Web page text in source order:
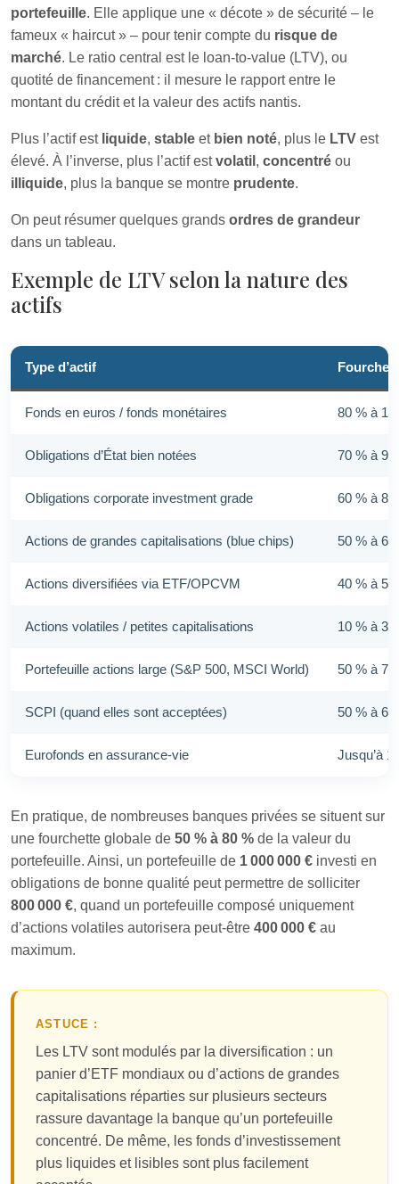
portefeuille. Elle applique une « décote » de sécurité – le
fameux « haircut » – pour tenir compte du risque de
marché. Le ratio central est le loan-to-value (LTV), ou
quotité de financement : il mesure le rapport entre le
montant du crédit et la valeur des actifs nantis.
Plus l’actif est liquide, stable et bien noté, plus le LTV est
élevé. À l’inverse, plus l’actif estvolatil , concentré ou
illiquide, plus la banque se montre prudente.
On peut résumer quelques grands ordres de grandeur
dans un tableau.
Exemple de LTV selon la nature des
actifs
Type d’actif
Fonds en euros / fonds monétaires 80 % à
Obligations d’État bien notées 70 % à 90
Obligations corporate investment grade 60 % à 80
Actions de grandes capitalisations (blue chips) 50 % à 60
Actions diversifiées via ETF/OPCVM 40 % à 50
Actions volatiles / petites capitalisations 10 % à 30
Portefeuille actions large (S&P 500, MSCI World) 50 % à 75
SCPI (quand elles sont acceptées) 50 % à 60
Eurofonds en assurance-vie Jusqu’à
En pratique, de nombreuses banques privées se situent sur
une fourchette globale de 50 % à 80 % de la valeur du
portefeuille. Ainsi, un portefeuille de 1 000 000 € investi en
obligations de bonne qualité peut permettre de solliciter
800 000 €, quand un portefeuille composé uniquement
d’actions volatiles autorisera peut-être 400 000 € au
maximum.
ASTUCE :
Les LTV sont modulés par la diversification : un
panier d’ETF mondiaux ou d’actions de grandes
capitalisations réparties sur plusieurs secteurs
rassure davantage la banque qu’un portefeuille
concentré. De même, les fonds d’investissement
plus liquides et lisibles sont plus facilement